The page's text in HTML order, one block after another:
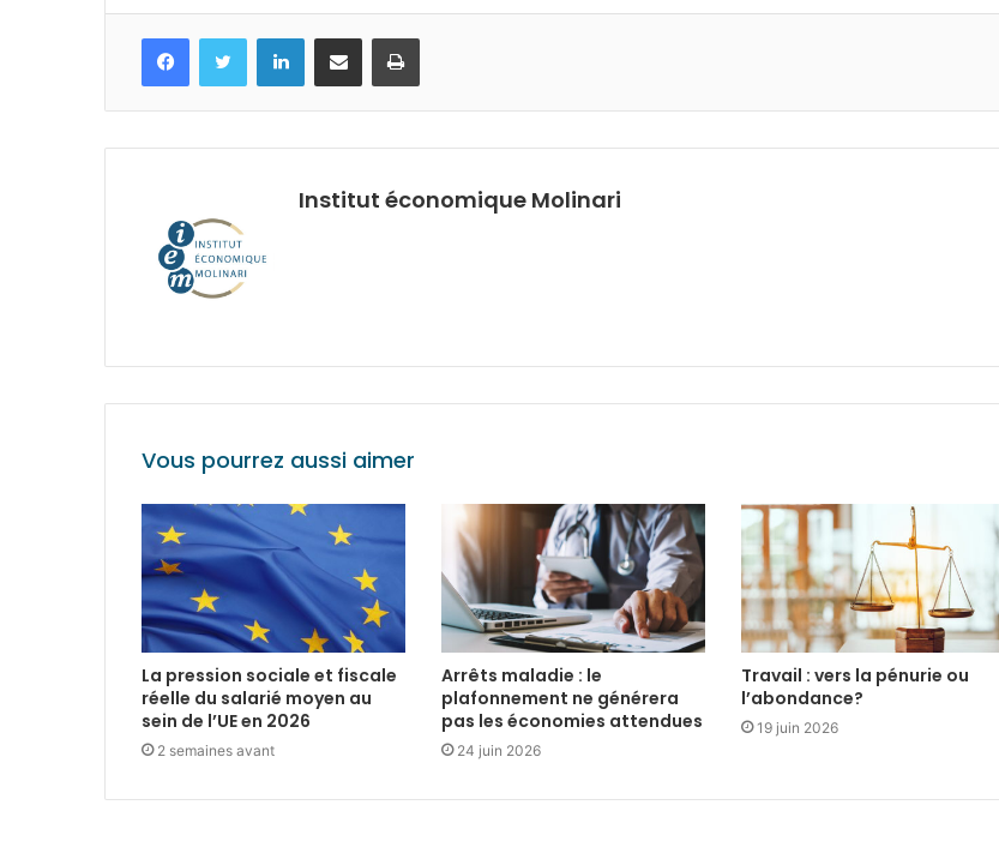
FacebookTwitter LinkedinPartagez par mail Imprimez
Institut économique Molinari
Vous pourrez aussi aimer
La pression sociale et fiscale
réelle du salarié moyen au
sein de l’UE en 2026
2 semaines avant
Arrêts maladie : le
plafonnement ne générera
pas les économies attendues
24 juin 2026
Travail : vers la pénurie ou
l’abondance?
19 juin 2026